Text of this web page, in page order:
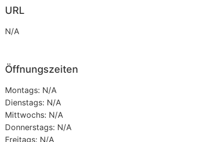
URL
N/A
Öffnungszeiten
Montags: N/A
Dienstags: N/A
Mittwochs: N/A
Donnerstags: N/A
Freitags: N/A